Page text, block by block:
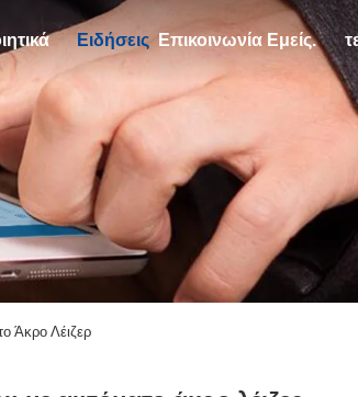
Ειδήσεις Επικοινωνία Εμείς.
Άκρο Λέιζερ